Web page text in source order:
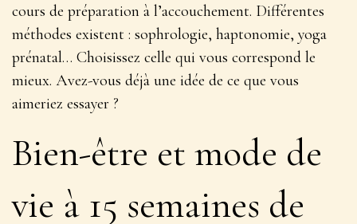
cours de préparation à l’accouchement. Différentes
méthodes existent : sophrologie, haptonomie, yoga
prénatal… Choisissez celle qui vous correspond le
mieux. Avez-vous déjà une idée de ce que vous
aimeriez essayer ?
Bien-être et mode de
vie à 15 semaines de